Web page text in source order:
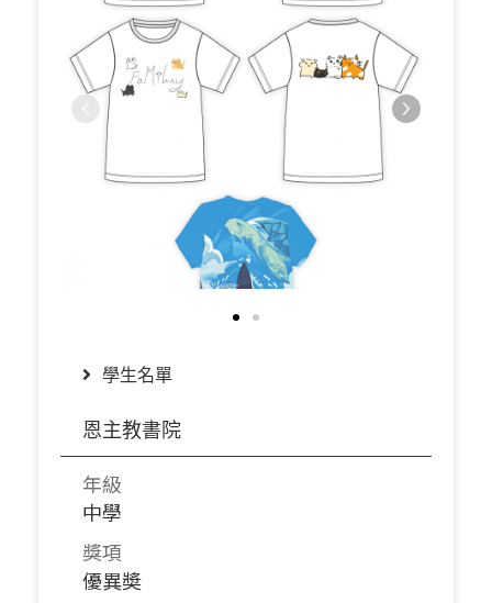
學生名單
恩主教書院
年級
中學
獎項
優異奬